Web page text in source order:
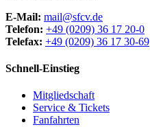
E-Mail: mail@sfcv.de
Telefon: +49 (0209) 36 17 20-0
Telefax: +49 (0209) 36 17 30-69
Schnell-Einstieg
Mitgliedschaft
Service & Tickets
Fanfahrten